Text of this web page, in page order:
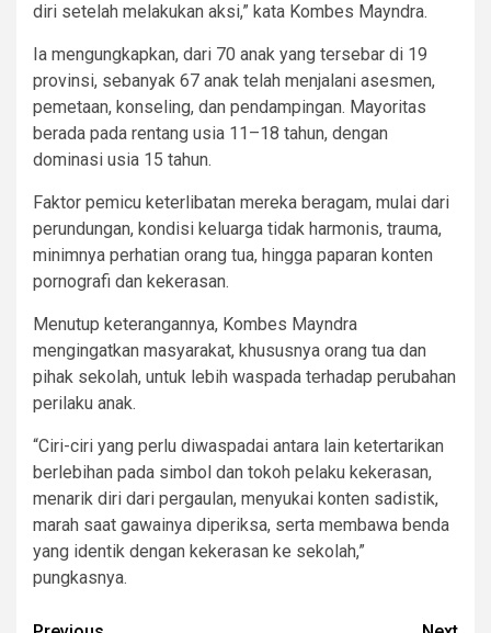
diri setelah melakukan aksi,” kata Kombes Mayndra.
Ia mengungkapkan, dari 70 anak yang tersebar di 19
provinsi, sebanyak 67 anak telah menjalani asesmen,
pemetaan, konseling, dan pendampingan. Mayoritas
berada pada rentang usia 11–18 tahun, dengan
dominasi usia 15 tahun.
Faktor pemicu keterlibatan mereka beragam, mulai dari
perundungan, kondisi keluarga tidak harmonis, trauma,
minimnya perhatian orang tua, hingga paparan konten
pornografi dan kekerasan.
Menutup keterangannya, Kombes Mayndra
mengingatkan masyarakat, khususnya orang tua dan
pihak sekolah, untuk lebih waspada terhadap perubahan
perilaku anak.
“Ciri-ciri yang perlu diwaspadai antara lain ketertarikan
berlebihan pada simbol dan tokoh pelaku kekerasan,
menarik diri dari pergaulan, menyukai konten sadistik,
marah saat gawainya diperiksa, serta membawa benda
yang identik dengan kekerasan ke sekolah,”
pungkasnya.